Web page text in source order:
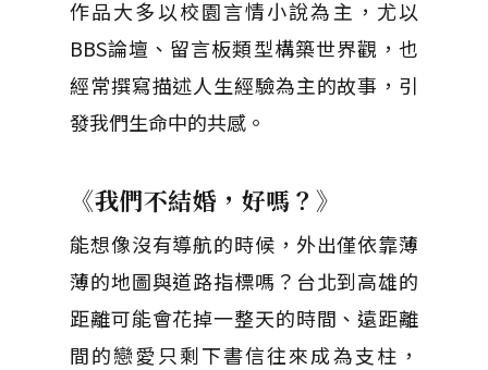
作品大多以校園言情小說為主，尤以
BBS論壇、留言板類型構築世界觀，也
經常撰寫描述人生經驗為主的故事，引
發我們生命中的共感。
《我們不結婚，好嗎？》
能想像沒有導航的時候，外出僅依靠薄
薄的地圖與道路指標嗎？台北到高雄的
距離可能會花掉一整天的時間、遠距離
間的戀愛只剩下書信往來成為支柱，